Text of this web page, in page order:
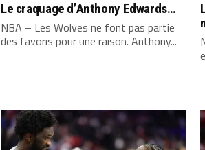
Le craquage d’Anthony Edwards…
NBA – Les Wolves ne font pas partie
des favoris pour une raison. Anthony...